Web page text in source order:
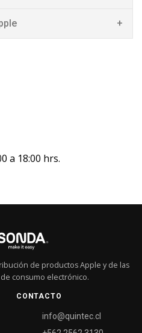
a 18:00 hrs.
de productos Apple y de las
consumo electrónico.
CONTACTO
info@quintec.cl